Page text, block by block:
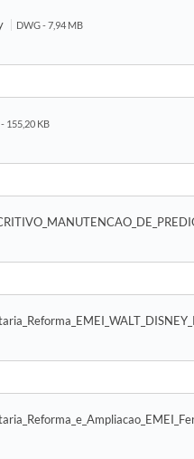
DWG - 7,94 MB
155,20 KB